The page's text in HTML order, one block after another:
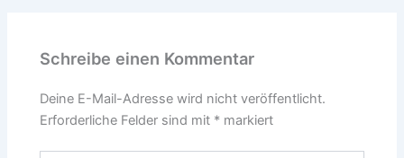
Schreibe einen Kommentar
Deine E-Mail-Adresse wird nicht veröffentlicht.
Erforderliche Felder sind mit * markiert